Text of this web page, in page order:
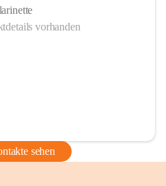
vorhanden
sehen